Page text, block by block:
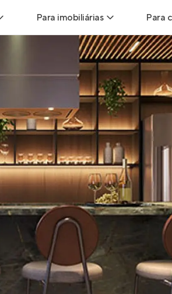
Para imobiliárias
Leads para Imobiliárias
Hub de imobiliárias
Anunciar imóveis
Para